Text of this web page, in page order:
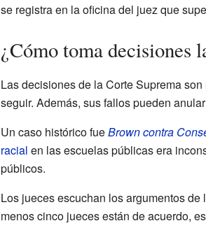
se registra en la oficina del juez que
¿Cómo toma decisiones
Las decisiones de la Corte Suprema
seguir. Además, sus fallos pueden
Un caso histórico fueBrown contra
racial en las escuelas públicas era
públicos.
Los jueces escuchan los argumentos
menos cinco jueces están de acuerdo,